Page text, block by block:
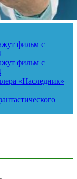
фильм с
фильм с
«Наследник»